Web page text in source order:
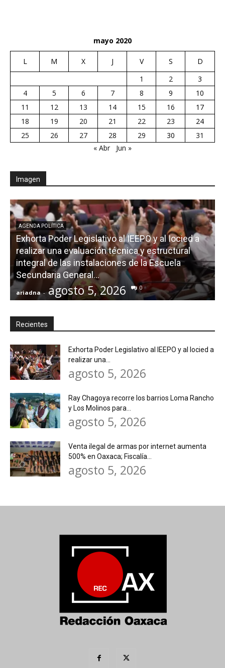
mayo 2020
L M X J V S
D
1
2
3
4
5 6 7 8 9
10
11
12 13 14 15 16
17
18
19 20 21 22 23
24
25
26 27 28 29 30
31
« Abr
Jun »
Imagen
AGENDA POLÍTICA
Exhorta Poder Legislativo al IEEPO y al Iocied a
realizar una evaluación técnica y estructural
integral de las instalaciones de la Escuela
Secundaria General...
ariadna - agosto 5, 2026 0
Recientes
Exhorta Poder Legislativo al IEEPO y al Iocied a
realizar una...
agosto 5, 2026
Ray Chagoya recorre los barrios Loma Rancho
y Los Molinos para...
agosto 5, 2026
Venta ilegal de armas por internet aumenta
500% en Oaxaca; Fiscalía...
agosto 5, 2026